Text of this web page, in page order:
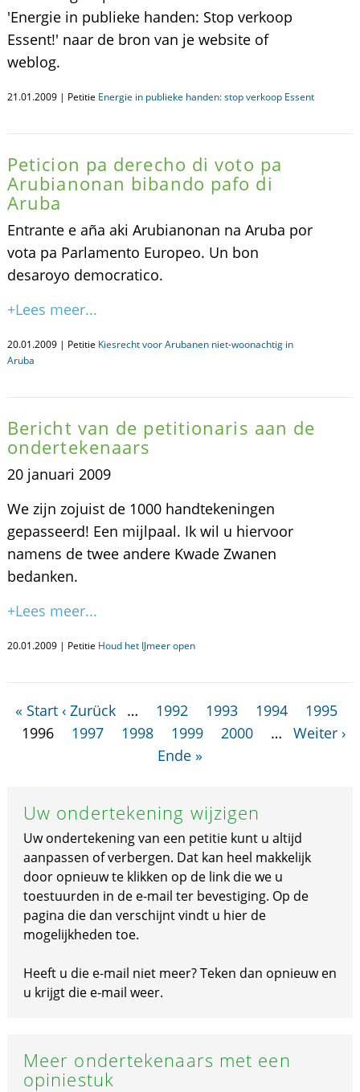
'Energie in publieke handen: Stop verkoop
Essent!' naar de bron van je website of
weblog.
21.01.2009 | Petitie Energie in publieke handen: stop verkoop Essent
Peticion pa derecho di voto pa
Arubianonan bibando pafo di
Aruba
Entrante e aña aki Arubianonan na Aruba por
vota pa Parlamento Europeo. Un bon
desaroyo democratico.
+Lees meer...
20.01.2009 | Petitie Kiesrecht voor Arubanen niet-woonachtig in
Aruba
Bericht van de petitionaris aan de
ondertekenaars
20 januari 2009
We zijn zojuist de 1000 handtekeningen
gepasseerd! Een mijlpaal. Ik wil u hiervoor
namens de twee andere Kwade Zwanen
bedanken.
+Lees meer...
20.01.2009 | Petitie Houd het IJmeer open
« Start ‹ Zurück … 1992 1993 1994
1995
1996
1997 1998 1999 2000 …
Weiter ›
Ende »
Uw ondertekening wijzigen
Uw ondertekening van een petitie kunt u altijd
aanpassen of verbergen. Dat kan heel makkelijk
door opnieuw te klikken op de link die we u
toestuurden in de e-mail ter bevestiging. Op de
pagina die dan verschijnt vindt u hier de
mogelijkheden toe.
Heeft u die e-mail niet meer? Teken dan opnieuw en
u krijgt die e-mail weer.
Meer ondertekenaars met een
opiniestuk